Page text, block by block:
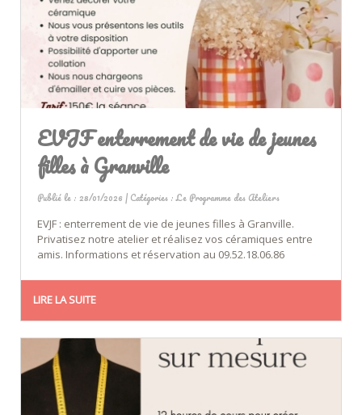
EVJF enterrement de vie de jeunes
filles à Granville
Publié le : 28/01/2026 | Catégories :Le Programme des Ateliers
EVJF : enterrement de vie de jeunes filles à Granville.
Privatisez notre atelier et réalisez vos céramiques entre
amis. Informations et réservation au 09.52.18.06.86
LIRE LA SUITE